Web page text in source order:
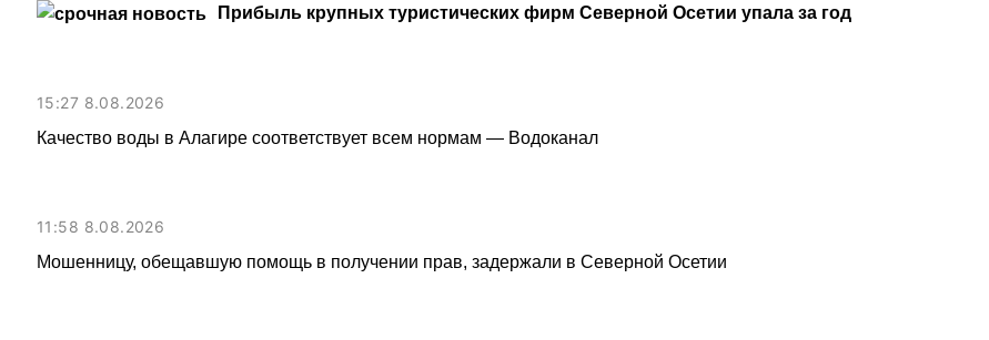
Прибыль крупных туристических фирм Северной Осетии упала за год
15:27 8.08.2026
Качество воды в Алагире соответствует всем нормам — Водоканал
11:58 8.08.2026
Мошенницу, обещавшую помощь в получении прав, задержали в Северной Осетии